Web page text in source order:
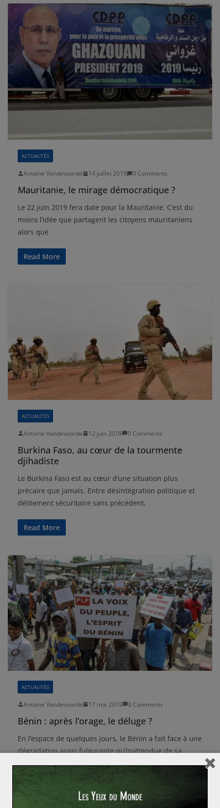
ACTUALITÉS
Antoine Vandevoorde 14 juillet 2019 0 Comments
Mauritanie, le mirage démocratique ?
Le 22 juin 2019 fera date pour la Mauritanie. C’est du
moins l’idée que partagent les citoyens mauritaniens
alors que
Read More
ACTUALITÉS
Antoine Vandevoorde 12 juin 2019 0 Comments
Burkina Faso, au cœur de la tourmente
djihadiste
Le Burkina Faso est au cœur d’une situation plus
précaire que jamais. Entre désintégration politique et
délitement sécuritaire sans précédent,
Read More
ACTUALITÉS
Antoine Vandevoorde 17 mai 2019 0 Comments
Bénin : après l’orage, le déluge ?
En l’espace de quelques jours, le Bénin a fait face à une
dégradation aussi fulgurante qu’inattendue de sa